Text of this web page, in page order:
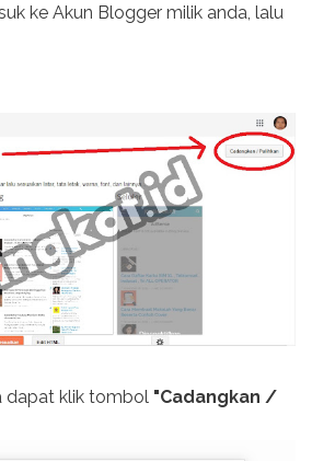
ke Akun Blogger milik anda, lalu
dapat klik tombol "Cadangkan /